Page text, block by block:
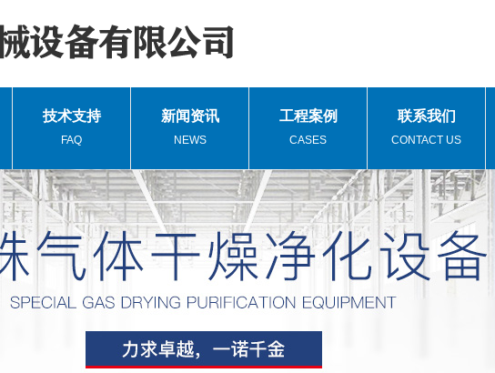
技术支持
FAQ
新闻资讯
NEWS
工程案例
CASES
联系我们
CONTACT US